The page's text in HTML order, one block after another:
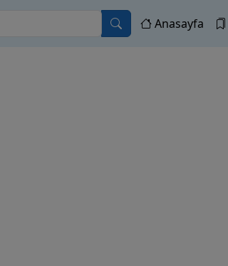
Anasayfa